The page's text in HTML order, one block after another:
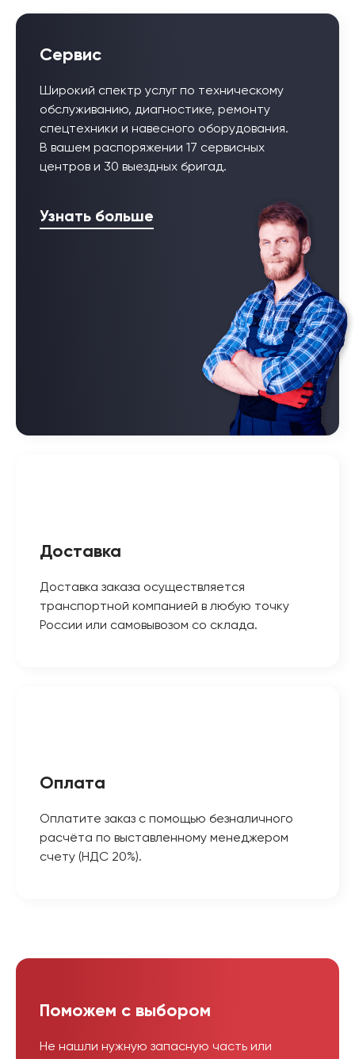
Сервис
Широкий спектр услуг по техническому
обслуживанию, диагностике, ремонту
спецтехники и навесного оборудования.
В вашем распоряжении 17 сервисных
центров и 30 выездных бригад.
Узнать больше
Доставка
Доставка заказа осуществляется
транспортной компанией в любую точку
России или самовывозом со склада.
Оплата
Оплатите заказ с помощью безналичного
расчёта по выставленному менеджером
счету (НДС 20%).
Поможем с выбором
Не нашли нужную запасную часть или